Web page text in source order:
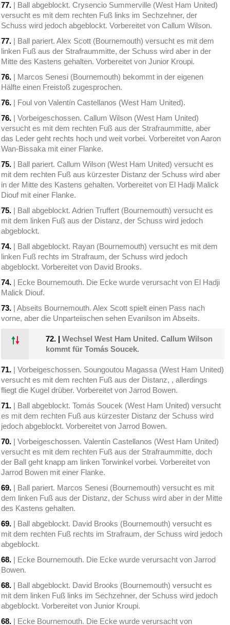
77. | Ball abgeblockt. Crysencio Summerville (West Ham United)
versucht es mit dem rechten Fuß links im Sechzehner, der
Schuss wird jedoch abgeblockt. Vorbereitet von Callum Wilson.
77. | Ball pariert. Alex Scott (Bournemouth) versucht es mit dem
linken Fuß aus der Strafraummitte, der Schuss wird aber in der
Mitte des Kastens gehalten. Vorbereitet von Junior Kroupi.
76. | Marcos Senesi (Bournemouth) bekommt in der eigenen
Hälfte einen Freistoß zugesprochen.
76. | Foul von Valentín Castellanos (West Ham United).
76. | Vorbeigeschossen. Callum Wilson (West Ham United)
versucht es mit dem rechten Fuß aus der Strafraummitte, aber
das Leder geht rechts hoch und weit vorbei. Vorbereitet von Aaron
Wan-Bissaka mit einer Flanke.
75. | Ball pariert. Callum Wilson (West Ham United) versucht es
mit dem rechten Fuß aus kürzester Distanz der Schuss wird aber
in der Mitte des Kastens gehalten. Vorbereitet von El Hadji Malick
Diouf mit einer Flanke.
75. | Ball abgeblockt. Adrien Truffert (Bournemouth) versucht es
mit dem linken Fuß aus der Distanz, der Schuss wird jedoch
abgeblockt.
74. | Ball abgeblockt. Rayan (Bournemouth) versucht es mit dem
linken Fuß rechts im Strafraum, der Schuss wird jedoch
abgeblockt. Vorbereitet von David Brooks.
74. | Ecke Bournemouth. Die Ecke wurde verursacht von El Hadji
Malick Diouf.
73. | Abseits Bournemouth. Alex Scott spielt einen Pass nach
vorne, aber die Unparteiischen sehen Evanilson im Abseits.
72. |Wechsel West Ham United. Callum Wilson
kommt für Tomás Soucek.
71. | Vorbeigeschossen. Soungoutou Magassa (West Ham United)
versucht es mit dem rechten Fuß aus der Distanz, , allerdings
fliegt die Kugel drüber. Vorbereitet von Jarrod Bowen.
71. | Ball abgeblockt. Tomás Soucek (West Ham United) versucht
es mit dem rechten Fuß aus kürzester Distanz der Schuss wird
jedoch abgeblockt. Vorbereitet von Jarrod Bowen.
70. | Vorbeigeschossen. Valentín Castellanos (West Ham United)
versucht es mit dem rechten Fuß aus der Strafraummitte, doch
der Ball geht knapp am linken Torwinkel vorbei. Vorbereitet von
Jarrod Bowen mit einer Flanke.
69. | Ball pariert. Marcos Senesi (Bournemouth) versucht es mit
dem linken Fuß aus der Distanz, der Schuss wird aber in der Mitte
des Kastens gehalten.
69. | Ball abgeblockt. David Brooks (Bournemouth) versucht es
mit dem rechten Fuß rechts im Strafraum, der Schuss wird jedoch
abgeblockt.
68. | Ecke Bournemouth. Die Ecke wurde verursacht von Jarrod
Bowen.
68. | Ball abgeblockt. David Brooks (Bournemouth) versucht es
mit dem linken Fuß links im Sechzehner, der Schuss wird jedoch
abgeblockt. Vorbereitet von Junior Kroupi.
68. | Ecke Bournemouth. Die Ecke wurde verursacht von